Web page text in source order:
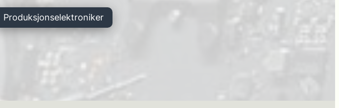
Produksjonselektroniker